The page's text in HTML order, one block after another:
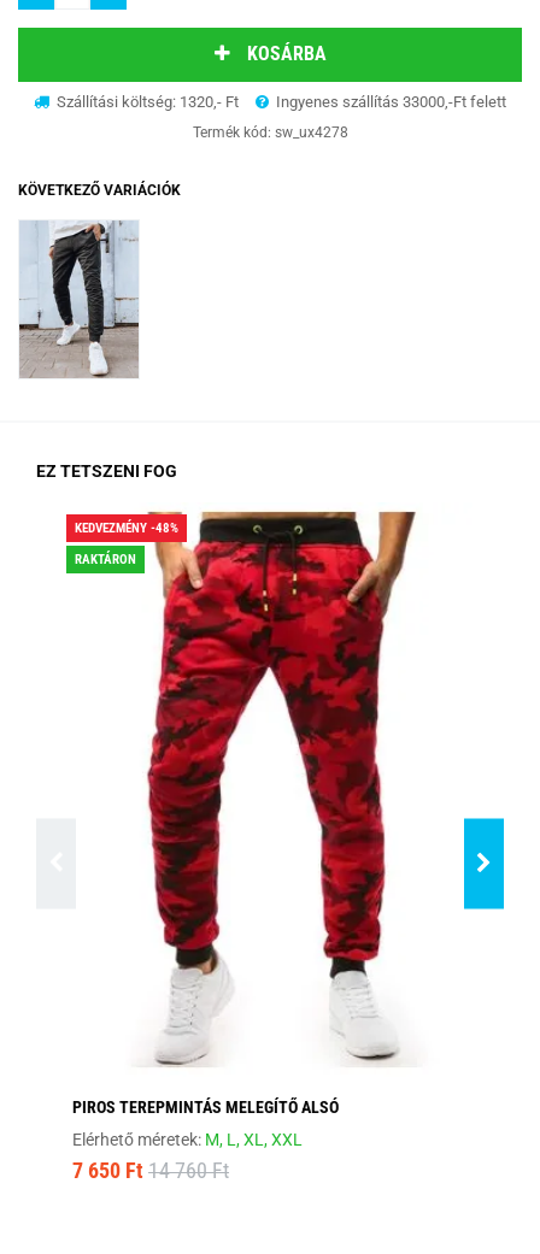
KOSÁRBA
Szállítási költség: 1320,- Ft Ingyenes szállítás 33000,-Ft felett
Termék kód: sw_ux4278
KÖVETKEZŐ VARIÁCIÓK
EZ TETSZENI FOG
KEDVEZMÉNY -48%
RAKTÁRON
PIROS TEREPMINTÁS MELEGÍTŐ ALSÓ
Elérhető méretek: M, L,XL,XXL
7 650 Ft 14 760 Ft